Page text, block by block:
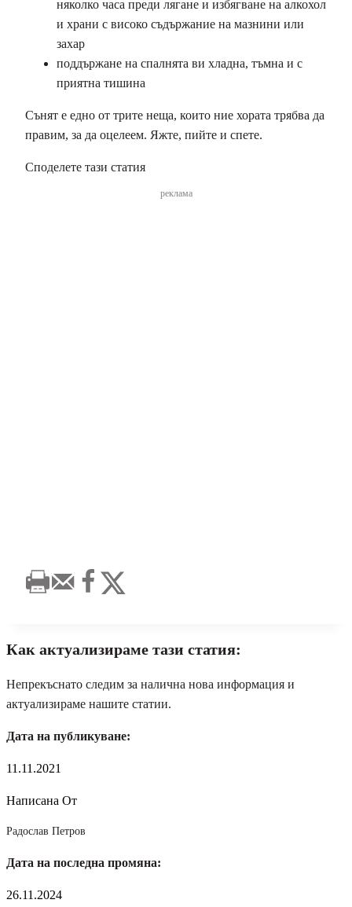
няколко часа преди лягане и избягване на алкохол
и храни с високо съдържание на мазнини или
захар
поддържане на спалнята ви хладна, тъмна и с
приятна тишина
Сънят е едно от трите неща, които ние хората трябва да
правим, за да оцелеем. Яжте, пийте и спете.
Споделете тази статия
реклама
Как актуализираме тази статия:
Непрекъснато следим за налична нова информация и
актуализираме нашите статии.
Дата на публикуване:
11.11.2021
Написана От
Радослав Петров
Дата на последна промяна:
26.11.2024